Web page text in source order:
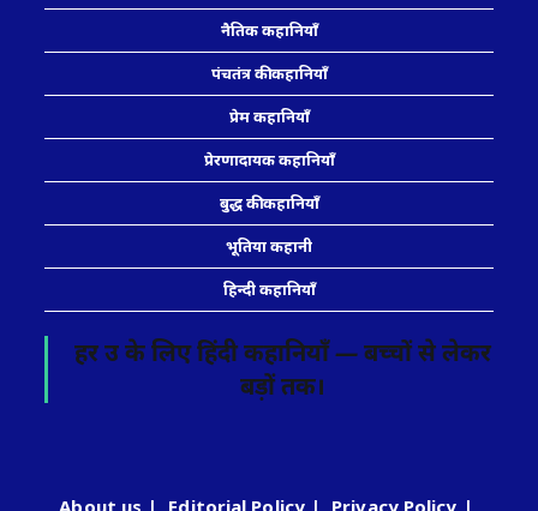
नैतिक कहानियाँ
पंचतंत्र की कहानियाँ
प्रेम कहानियाँ
प्रेरणादायक कहानियाँ
बुद्ध की कहानियाँ
भूतिया कहानी
हिन्दी कहानियाँ
हर उम्र के लिए हिंदी कहानियाँ — बच्चों से लेकर
बड़ों तक।